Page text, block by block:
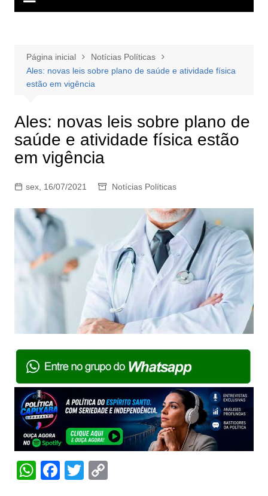
Página inicial
Notícias Políticas
Ales: novas leis sobre plano de saúde e atividade física
estão em vigência
Ales: novas leis sobre plano de
saúde e atividade física estão
em vigência
sex, 16/07/2021 Notícias Políticas
W F T C